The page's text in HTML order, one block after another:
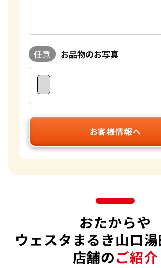
任意 お品物のお写真
お客様情報へ
おたからや
ウェスタまるき山口
店舗のご紹介